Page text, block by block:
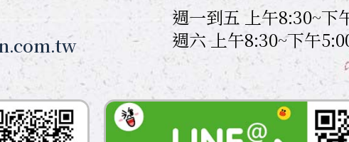
週一到五 上午8:30~下
週六 上午8:30~下午